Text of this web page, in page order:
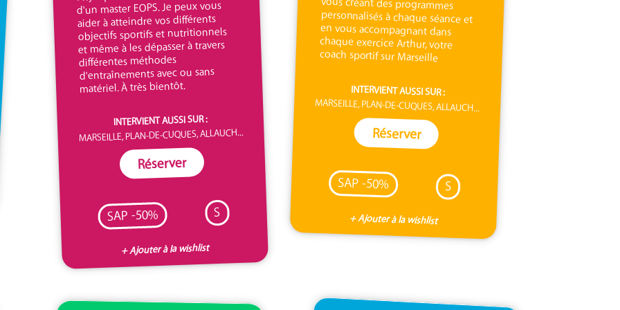
d'un master EOPS. Je peux vous
aider à atteindre vos différents
objectifs sportifs et nutritionnels
et même à les dépasser à travers
différentes méthodes
d'entraînements avec ou sans
matériel. À très bientôt.
INTERVIENT AUSSI SUR :
MARSEILLE, PLAN-DE-CUQUES, ALLAUCH...
Réserver
SAP -50% S
+ Ajouter à la wishlist
coach sportif sur Marseille
INTERVIENT AUSSI SUR :
MARSEILLE, PLAN-DE-CUQUES, ALLAUCH...
Réserver
SAP -50% S
+ Ajouter à la wishlist